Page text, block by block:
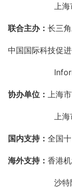
上海
联合主办： 长三
中国国际科技促
协办单位： 上海
上海
国内支持： 全国
海外支持： 香港
沙特